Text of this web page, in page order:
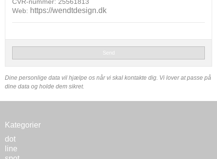
Web: https://wendtdesign.dk
Send
Dine personlige data vil hjælpe os når vi skal kontakte dig. Vi lover at passe på
dine data og holde dem sikret.
Kategorier
dot
line